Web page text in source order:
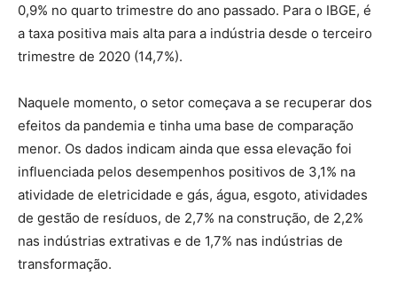
0,9% no quarto trimestre do ano passado. Para o IBGE, é
a taxa positiva mais alta para a indústria desde o terceiro
trimestre de 2020 (14,7%).
Naquele momento, o setor começava a se recuperar dos
efeitos da pandemia e tinha uma base de comparação
menor. Os dados indicam ainda que essa elevação foi
influenciada pelos desempenhos positivos de 3,1% na
atividade de eletricidade e gás, água, esgoto, atividades
de gestão de resíduos, de 2,7% na construção, de 2,2%
nas indústrias extrativas e de 1,7% nas indústrias de
transformação.